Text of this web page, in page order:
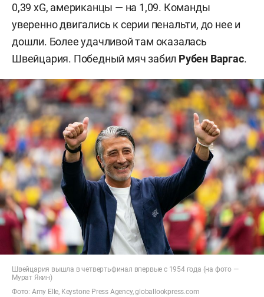
0,39 xG, американцы — на 1,09. Команды
уверенно двигались к серии пенальти, до нее и
дошли. Более удачливой там оказалась
Швейцария. Победный мяч забил Рубен Варгас.
Швейцария вышла в четвертьфинал впервые с 1954 года (на фото —
Мурат Якин)
Фото: Amy Elle, Keystone Press Agency,globallookpress.com